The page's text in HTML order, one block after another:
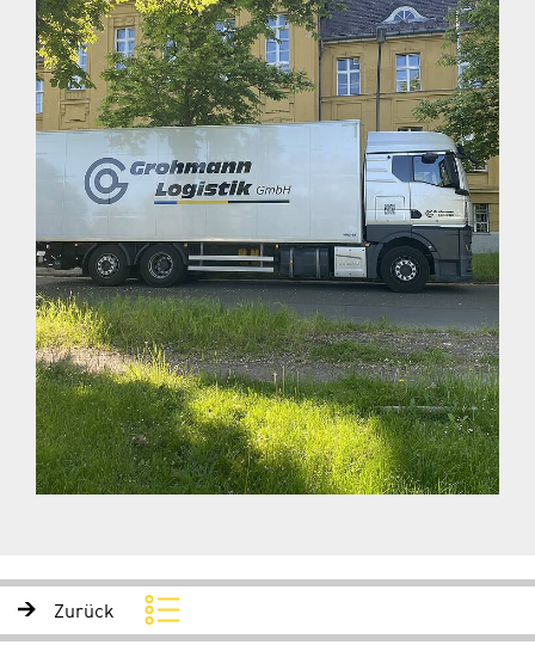
Zurück